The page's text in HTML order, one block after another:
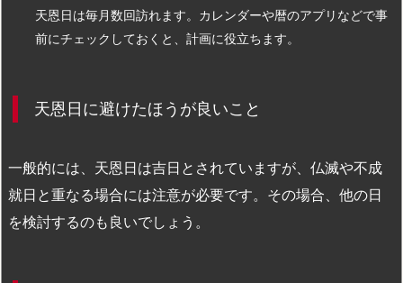
天恩日は毎月数回訪れます。カレンダーや暦のアプリなどで事
前にチェックしておくと、計画に役立ちます。
天恩日に避けたほうが良いこと
一般的には、天恩日は吉日とされていますが、仏滅や不成
就日と重なる場合には注意が必要です。その場合、他の日
を検討するのも良いでしょう。